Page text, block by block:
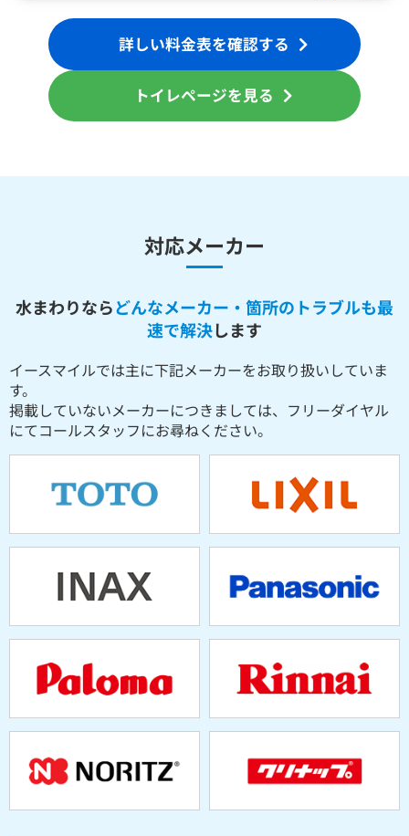
詳しい料金表を確認する
トイレページを見る
対応メーカー
水まわりならどんなメーカー・箇所のトラブルも最
速で解決します
イースマイルでは主に下記メーカーをお取り扱いしていま
す。
掲載していないメーカーにつきましては、フリーダイヤル
にてコールスタッフにお尋ねください。